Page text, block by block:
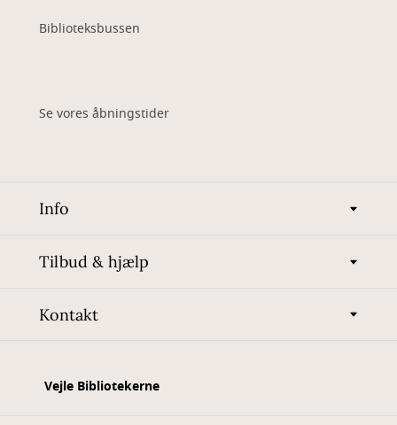
Biblioteksbussen
Se vores åbningstider
Info
Tilbud & hjælp
Kontakt
Vejle Bibliotekerne